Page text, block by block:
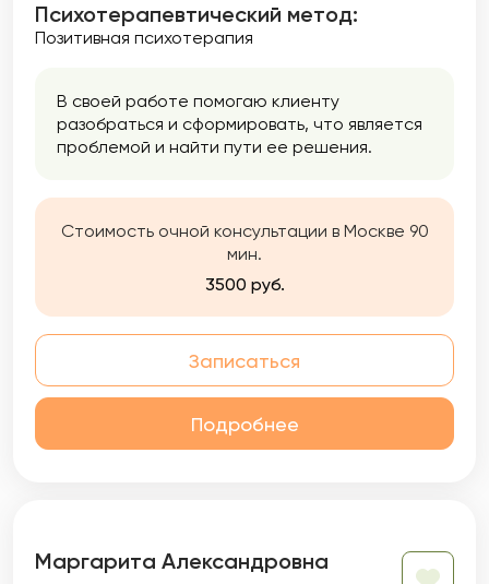
Психотерапевтический метод:
Позитивная психотерапия
В своей работе помогаю клиенту
разобраться и сформировать, что является
проблемой и найти пути ее решения.
Стоимость очной консультации в Москве 90
мин.
3500 руб.
Записаться
Подробнее
Маргарита Александровна